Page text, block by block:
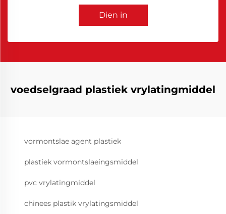
Dien in
voedselgraad plastiek vrylatingmiddel
vormontslae agent plastiek
plastiek vormontslaeingsmiddel
pvc vrylatingmiddel
chinees plastik vrylatingsmiddel